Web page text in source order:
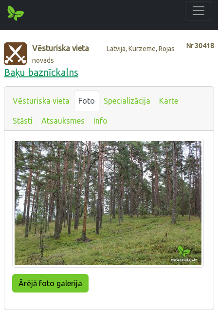
Nr30418
Vēsturiska vieta
Latvija, Kurzeme, Rojas
novads
Baķu baznīckalns
Vēsturiska vieta Foto Specializācija Karte
Stāsti Atsauksmes Info
Ārējā foto galerija